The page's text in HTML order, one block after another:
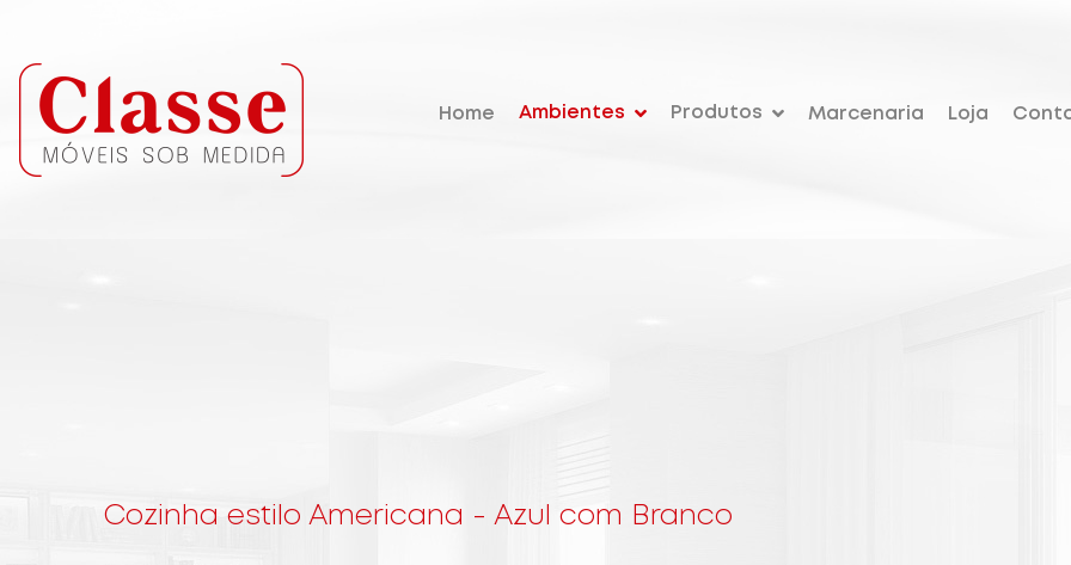
Home Ambientes Produtos Marcenaria Loja
Cozinha estilo Americana - Azul com Branco